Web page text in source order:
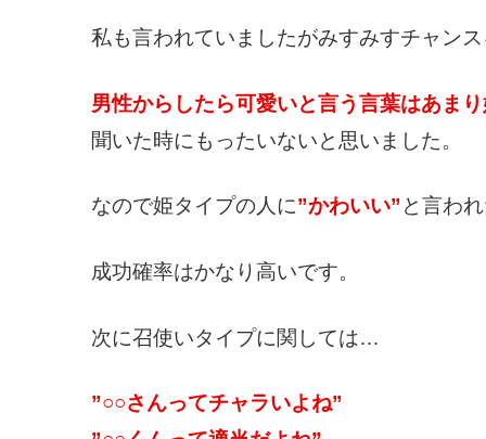
私も言われていましたがみすみすチャン
男性からしたら可愛いと言う言葉はあま
聞いた時にもったいないと思いました。
なので姫タイプの人に”かわいい”と言わ
成功確率はかなり高いです。
次に召使いタイプに関しては…
”○○さんってチャラいよね”